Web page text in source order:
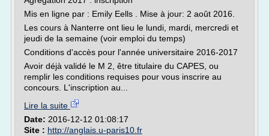
Mis en ligne par : Emily Eells . Mise à jour: 2 août 2016.
Les cours à Nanterre ont lieu le lundi, mardi, mercredi et
jeudi de la semaine (voir emploi du temps)
Conditions d'accès pour l'année universitaire 2016-2017
Avoir déjà validé le M 2, être titulaire du CAPES, ou
remplir les conditions requises pour vous inscrire au
concours. L'inscription au...
Lire la suite
Date: 2016-12-12 01:08:17
Site : http://anglais.u-paris10.fr